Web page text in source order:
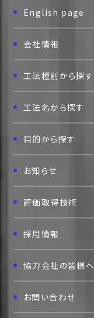
English page
会社情報
工法種別から探す
工法名から探す
目的から探す
お知らせ
評価取得技術
採用情報
協力会社の皆様へ
お問い合わせ